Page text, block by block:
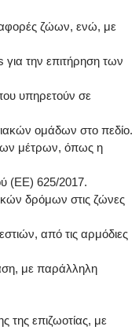
ζώων, ενώ, με
για την επιτήρηση των
υπηρετούν σε
ομάδων στο πεδίο.
μέτρων, όπως η
(ΕΕ) 625/2017.
δρόμων στις ζώνες
από τις αρμόδιες
με παράλληλη
της επιζωοτίας, με